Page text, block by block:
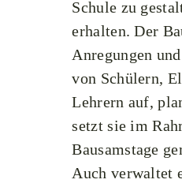
Schule zu
erhalten. Der
Anregungen
von Schülern,
Lehrern auf,
setzt sie im
Bausamstage
Auch verwaltet